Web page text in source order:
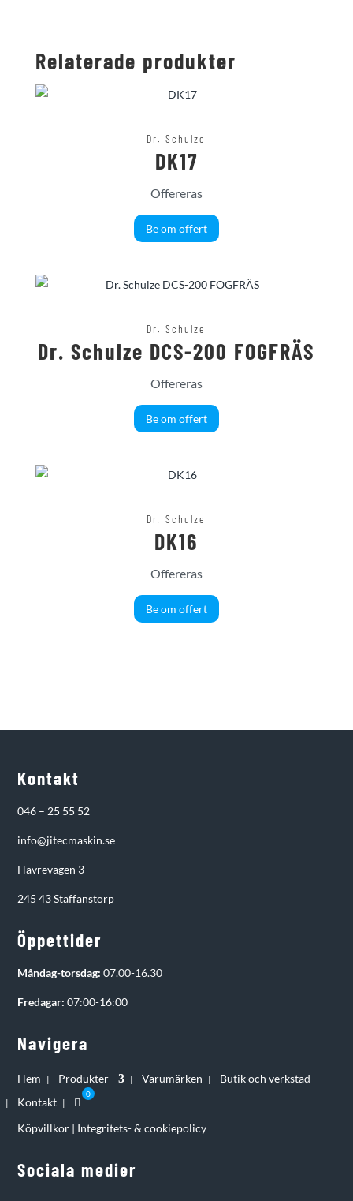
Relaterade produkter
Dr. Schulze
DK17
Offereras
Be om offert
Dr. Schulze
Dr. Schulze DCS-200 FOGFRÄS
Offereras
Be om offert
Dr. Schulze
DK16
Offereras
Be om offert
Kontakt
046 – 25 55 52
info@jitecmaskin.se
Havrevägen 3
245 43 Staffanstorp
Öppettider
Måndag-torsdag: 07.00-16.30
Fredagar: 07:00-16:00
Navigera
Hem Produkter Varumärken
Butik och verkstad
Kontakt
Köpvillkor | Integritets- & cookiepolicy
Sociala medier